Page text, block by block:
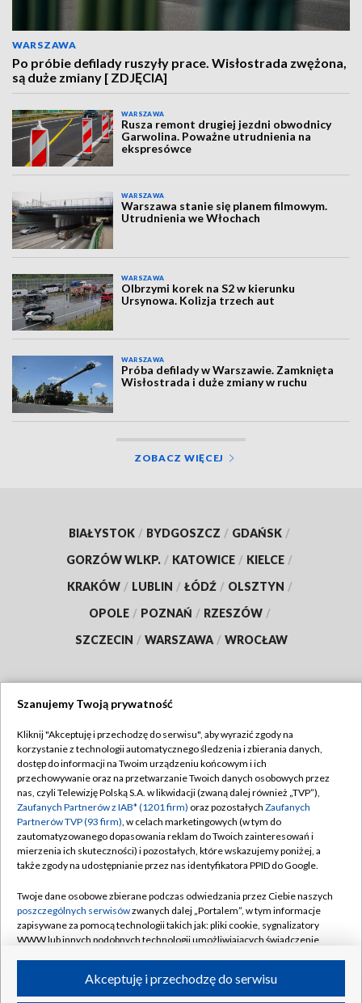
WARSZAWA
Po próbie defilady ruszyły prace. Wisłostrada zwężona,
są duże zmiany [ ZDJĘCIA]
WARSZAWA
Rusza remont drugiej jezdni obwodnicy
Garwolina. Poważne utrudnienia na
ekspresówce
WARSZAWA
Warszawa stanie się planem filmowym.
Utrudnienia we Włochach
WARSZAWA
Olbrzymi korek na S2 w kierunku
Ursynowa. Kolizja trzech aut
WARSZAWA
Próba defilady w Warszawie. Zamknięta
Wisłostrada i duże zmiany w ruchu
ZOBACZ WIĘCEJ
BIAŁYSTOK / BYDGOSZCZ / GDAŃSK /
GORZÓW WLKP. / KATOWICE / KIELCE /
KRAKÓW / LUBLIN / ŁÓDŹ / OLSZTYN /
OPOLE / POZNAŃ / RZESZÓW /
SZCZECIN / WARSZAWA / WROCŁAW
TVP
Abonament TVP
Emisja w TVP
Centrum informacji TVP
Naziemna Telewizja Cyfrowa
Rada Programowa
System NOS
Informacje o nadawcy
Program dla prasy
Regulamin TVP
Polityka prywatności
Moje zgody
Pomoc
Kontakt
Kanały
Szanujemy Twoją prywatność
Kliknij "Akceptuję i przechodzę do serwisu", aby wyrazić zgody na
korzystanie z technologii automatycznego śledzenia i zbierania danych,
dostęp do informacji na Twoim urządzeniu końcowym i ich
przechowywanie oraz na przetwarzanie Twoich danych osobowych przez
nas, czyli Telewizję Polską S.A. w likwidacji (zwaną dalej również „TVP”),
Zaufanych Partnerów z IAB* (1201 firm) oraz pozostałych Zaufanych
Partnerów TVP (93 firm), w celach marketingowych (w tym do
zautomatyzowanego dopasowania reklam do Twoich zainteresowań i
mierzenia ich skuteczności) i pozostałych, które wskazujemy poniżej, a
także zgody na udostępnianie przez nas identyfikatora PPID do Google.
Twoje dane osobowe zbierane podczas odwiedzania przez Ciebie naszych
poszczególnych serwisówzwanych dalej „Portalem”, w tym informacje
zapisywane za pomocą technologii takich jak: pliki cookie, sygnalizatory
WWW lub innych podobnych technologii umożliwiających świadczenie
ruchu w Internecie.Akceptuję i przechodzę do serwisu